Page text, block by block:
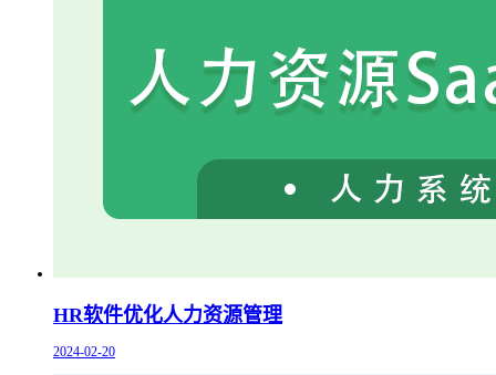
HR软件优化人力资源管理
2024-02-20